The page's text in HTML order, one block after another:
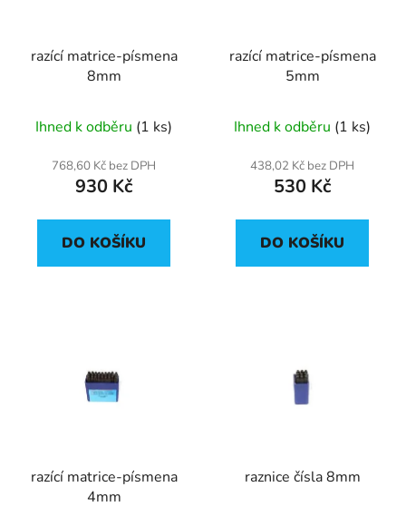
razící matrice-písmena
8mm
Ihned k odběru (1 ks)
768,60 Kč bez DPH
930 Kč
DO KOŠÍKU
razící matrice-písmena
5mm
Ihned k odběru (1 ks)
438,02 Kč bez DPH
530 Kč
DO KOŠÍKU
razící matrice-písmena
4mm
raznice čísla 8mm